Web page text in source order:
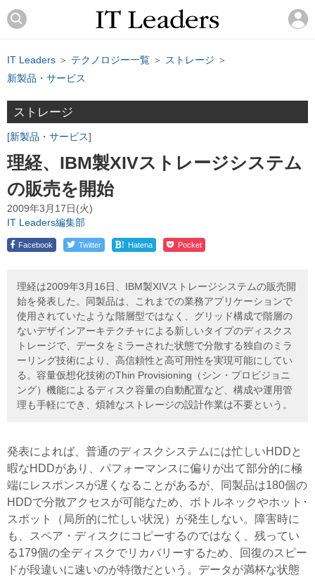
IT Leaders ＞ テクノロジー一覧 ＞ ストレージ ＞
新製品・サービス
ストレージ
新製品・サービス
理経、IBM製XIVストレージシステム
の販売を開始
2009年3月17日(火)
IT Leaders編集部
Facebook Twitter ! Hatena Pocket
理経は2009年3月16日、IBM製XIVストレージシステムの販売開
始を発表した。同製品は、これまでの業務アプリケーションで
使用されていたような階層型ではなく、グリッド構成で階層の
ないデザインアーキテクチャによる新しいタイプのディスクス
トレージで、データをミラーされた状態で分散する独自のミラ
ーリング技術により、高信頼性と高可用性を実現可能にしてい
る。容量仮想化技術のThin Provisioning（シン・プロビジョニ
ング）機能によるディスク容量の自動配置など、構成や運用管
理も手軽にでき、煩雑なストレージの設計作業は不要という。
発表によれば、普通のディスクシステムには忙しいHDDと
暇なHDDがあり、パフォーマンスに偏りが出て部分的に極
端にレスポンスが遅くなることがあるが、同製品は180個の
HDDで分散アクセスが可能なため、ボトルネックやホット･
スポット（局所的に忙しい状況）が発生しない。障害時に
も、スペア・ディスクにコピーするのではなく、残ってい
る179個の全ディスクでリカバリーするため、回復のスピー
ドが段違いに速いのが特徴だという。データが満杯な状態